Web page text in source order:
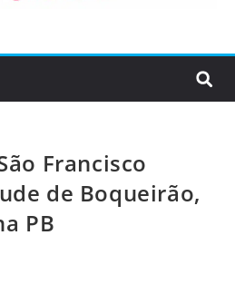
Francisco
de Boqueirão,
PB